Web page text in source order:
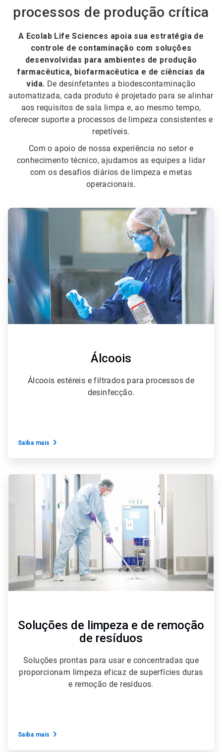
processos de produção crítica
A Ecolab Life Sciences apoia sua estratégia de
controle de contaminação com soluções
desenvolvidas para ambientes de produção
farmacêutica, biofarmacêutica e de ciências da
vida. De desinfetantes a biodescontaminação
automatizada, cada produto é projetado para se alinhar
aos requisitos de sala limpa e, ao mesmo tempo,
oferecer suporte a processos de limpeza consistentes e
repetíveis.
Com o apoio de nossa experiência no setor e
conhecimento técnico, ajudamos as equipes a lidar
com os desafios diários de limpeza e metas
operacionais.
ArticleTile
Álcoois
Álcoois estéreis e filtrados para processos de
desinfecção.
Saiba mais
ArticleTile
2
Soluções de limpeza e de remoção
de resíduos
Soluções prontas para usar e concentradas que
proporcionam limpeza eficaz de superfícies duras
e remoção de resíduos.
Saiba mais